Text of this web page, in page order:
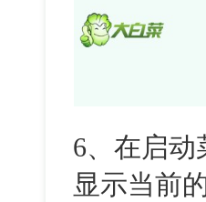
6、在启动
显示当前